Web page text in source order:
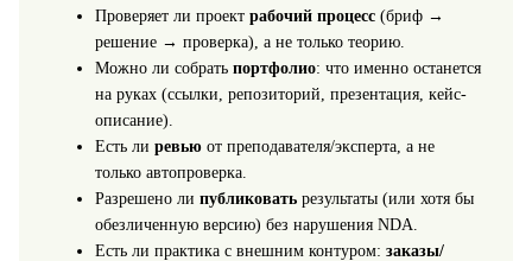
Проверяет ли проект рабочий процесс(бриф →
решение → проверка), а не только теорию.
Можно ли собрать портфолио: что именно останется
на руках (ссылки, репозиторий, презентация, кейс-
описание).
Есть ли ревьюот преподавателя/эксперта, а не
только автопроверка.
Разрешено ли публиковатьрезультаты (или хотя бы
обезличенную версию) без нарушения NDA.
Есть ли практика с внешним контуром: заказы/